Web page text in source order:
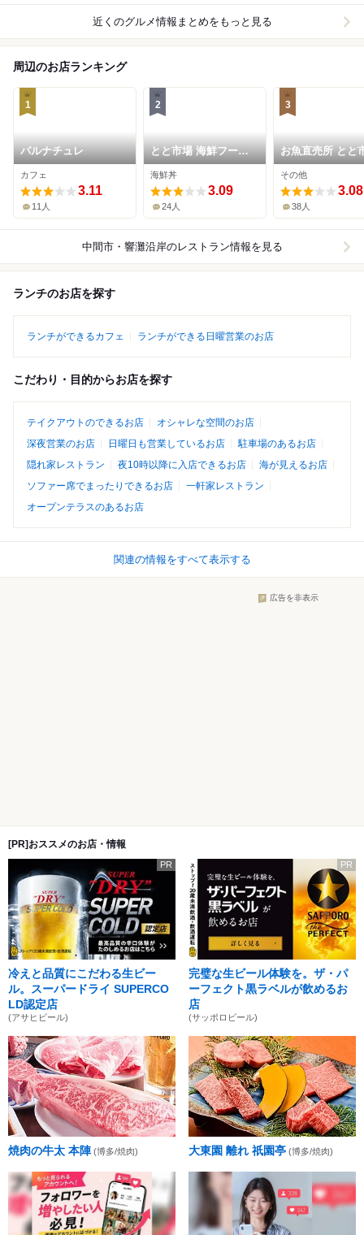
近くのグルメ情報まとめをもっと見る
周辺のお店ランキング
1
パルナチュレ
カフェ
3.11
11人
2
とと市場 海鮮フード
コート
海鮮丼
3.09
24人
3
お魚直売所 とと
その他
3.08
38人
中間市・響灘沿岸のレストラン情報を見る
ランチのお店を探す
ランチができるカフェ ランチができる日曜営業のお店
こだわり・目的からお店を探す
テイクアウトのできるお店
オシャレな空間のお店
深夜営業のお店
日曜日も営業しているお店
駐車場のあるお店
隠れ家レストラン
夜10時以降に入店できるお店
海が見えるお店
ソファー席でまったりできるお店
一軒家レストラン
オープンテラスのあるお店
関連の情報をすべて表示する
広告を非表示
[PR]おススメのお店・情報
PR
冷えと品質にこだわる生ビー
ル。スーパードライ SUPERCO
LD認定店
(アサヒビール)
PR
完璧な生ビール体験を。ザ・パ
ーフェクト黒ラベルが飲めるお
店
(サッポロビール)
焼肉の牛太 本陣 (博多/焼肉) 大東園 離れ 祇園亭 (博多/焼肉)